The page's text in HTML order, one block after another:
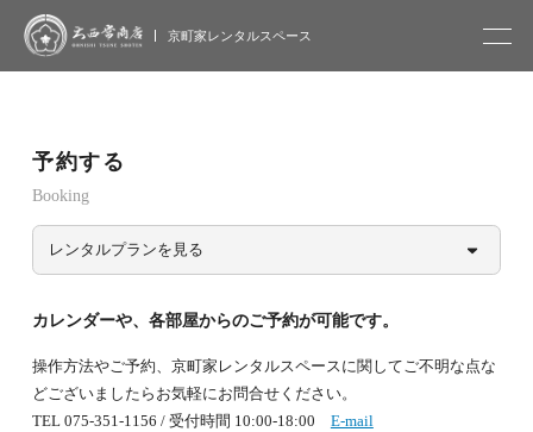
大西常商店
京町家レンタルスペース
予約する
Booking
レンタルプランを見る
カレンダーや、各部屋からのご予約が可能です。
操作方法やご予約、京町家レンタルスペースに関してご不明な点な
どございましたらお気軽にお問合せください。
TEL 075-351-1156 / 受付時間 10:00-18:00 E-mail